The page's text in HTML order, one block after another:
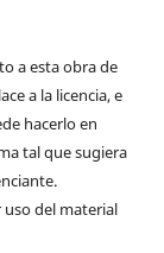
a esta obra de
a la licencia, e
hacerlo en
tal que sugiera
del material